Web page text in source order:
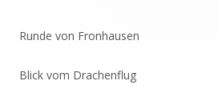
Seitenleiste
Runde von Fronhausen
Blick vom Drachenflug